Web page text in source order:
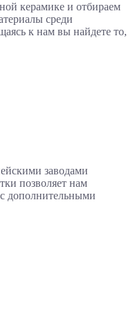
керамике и отбираем
среди
к нам вы найдете то,
заводами
позволяет нам
дополнительными